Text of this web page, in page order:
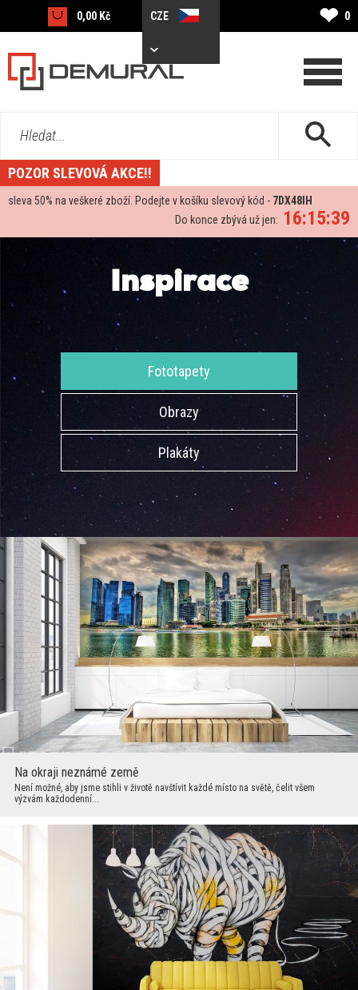
0,00 Kč CZE ❤ 0
Hledat...
POZOR SLEVOVÁ AKCE!!
sleva 50% na veškeré zboží. Podejte v košíku slevový kód - 7DX48IH
16:15:37
Do konce zbývá už jen:
Inspirace
Fototapety
Obrazy
Plakáty
Na okraji neznámé země
Není možné, aby jsme stihli v životě navštívit každé místo na světě, čelit všem
výzvám každodenní...